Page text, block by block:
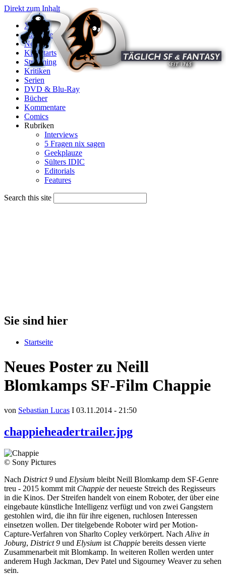
Direkt zum Inhalt
X
Startseite
News
Kinostarts
Streaming
Kritiken
Serien
DVD & Blu-Ray
Bücher
Kommentare
Comics
Rubriken
Interviews
5 Fragen nix sagen
Geekplauze
Sülters IDIC
Editorials
Features
Search this site
Sie sind hier
Startseite
Neues Poster zu Neill
Blomkamps SF-Film Chappie
von Sebastian Lucas I 03.11.2014 - 21:50
chappieheadertrailer.jpg
© Sony Pictures
Nach District 9 und Elysium bleibt Neill Blomkamp dem SF-Genre
treu - 2015 kommt mit Chappie der neueste Streich des Regisseurs
in die Kinos. Der Streifen handelt von einem Roboter, der über eine
eingebaute künstliche Intelligenz verfügt und von zwei Gangstern
gestohlen wird, die ihn für ihre eigenen, ruchlosen Interessen
einsetzen wollen. Der titelgebende Roboter wird per Motion-
Capture-Verfahren von Sharlto Copley verkörpert. Nach Alive in
Joburg, District 9 und Elysium ist Chappie bereits dessen vierte
Zusammenarbeit mit Blomkamp. In weiteren Rollen werden unter
anderem Hugh Jackman, Dev Patel und Sigourney Weaver zu sehen
sein.